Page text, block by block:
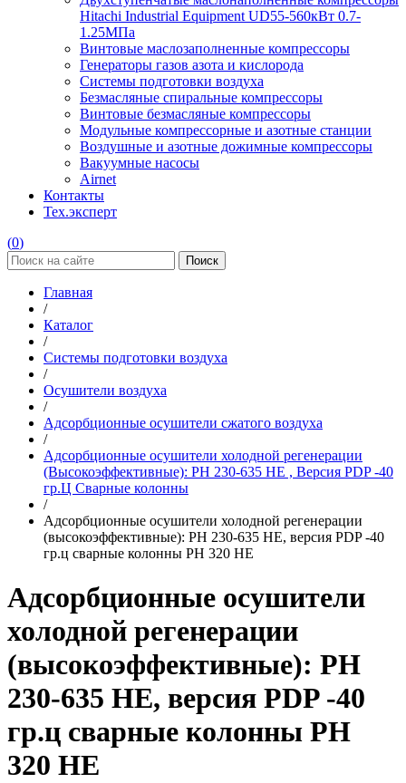
Hitachi Industrial Equipment UD55-560кВт 0.7-
1.25МПа
Винтовые маслозаполненные компрессоры
Генераторы газов азота и кислорода
Системы подготовки воздуха
Безмасляные спиральные компрессоры
Винтовые безмасляные компрессоры
Модульные компрессорные и азотные станции
Воздушные и азотные дожимные компрессоры
Вакуумные насосы
Airnet
Контакты
Тех.эксперт
(0)
Поиск
Главная
/
Каталог
/
Системы подготовки воздуха
/
Осушители воздуха
/
Адсорбционные осушители сжатого воздуха
/
Адсорбционные осушители холодной регенерации
(Высокоэффективные): PH 230-635 HE , Версия PDP -40
гр.Ц Сварные колонны
/
Адсорбционные осушители холодной регенерации
(высокоэффективные): PH 230-635 HE, версия PDP -40
гр.ц сварные колонны PH 320 HE
Адсорбционные осушители
холодной регенерации
(высокоэффективные): PH
230-635 HE, версия PDP -40
гр.ц сварные колонны PH
320 HE